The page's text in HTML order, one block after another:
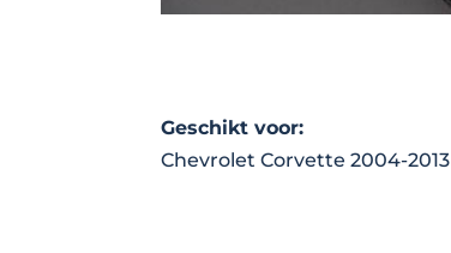
Geschikt voor:
Chevrolet Corvette 2004-2013